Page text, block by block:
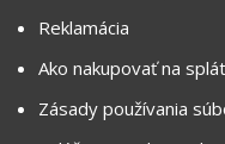
Reklamácia
Ako nakupovať na
Zásady používania